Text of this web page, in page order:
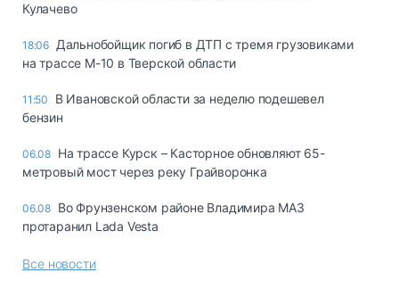
Кулачево
18:06 Дальнобойщик погиб в ДТП с тремя грузовиками
на трассе М-10 в Тверской области
11:50
В Ивановской области за неделю подешевел
бензин
06.08 На трассе Курск – Касторное обновляют 65-
метровый мост через реку Грайворонка
06.08 Во Фрунзенском районе Владимира МАЗ
протаранил Lada Vesta
Все новости